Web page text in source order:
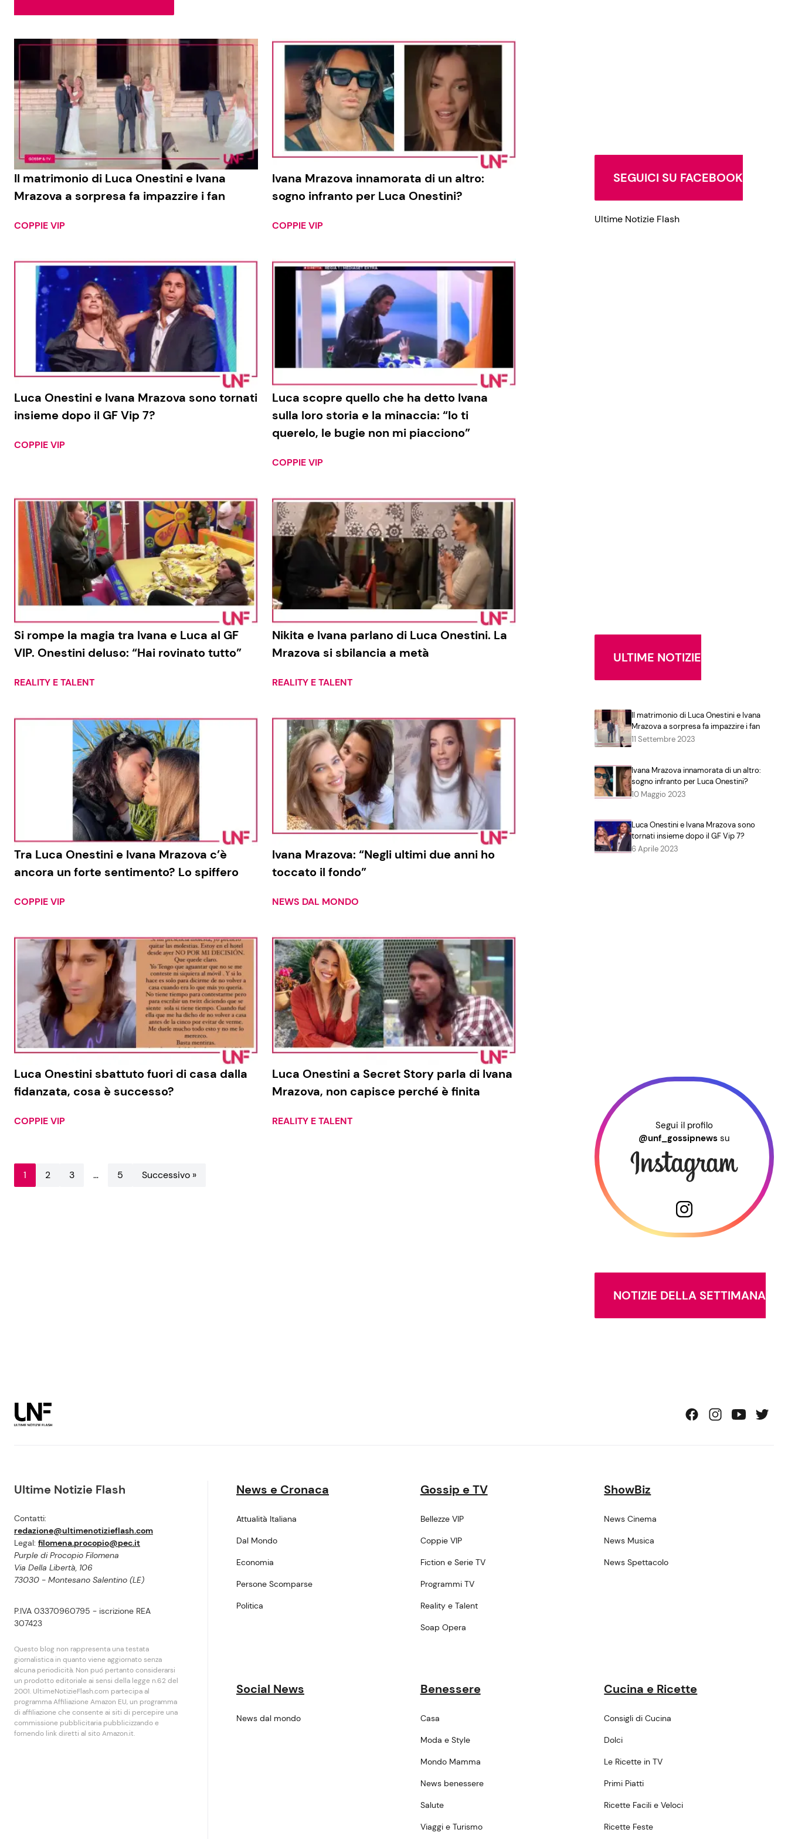
Social News
News dal mondo
Benessere
Casa
Moda e Style
Mondo Mamma
News benessere
Salute
Cucina e Ricette
Consigli di Cucina
Dolci
Le Ricette in TV
Primi Piatti
Ricette Facili e Veloci
Il matrimonio di Luca Onestini e Ivana
Mrazova a sorpresa fa impazzire i fan
COPPIE VIP
Ivana Mrazova innamorata di un altro:
sogno infranto per Luca Onestini?
COPPIE VIP
Luca Onestini e Ivana Mrazova sono tornati
insieme dopo il GF Vip 7?
COPPIE VIP
Luca scopre quello che ha detto Ivana
sulla loro storia e la minaccia: “Io ti
querelo, le bugie non mi piacciono”
COPPIE VIP
Si rompe la magia tra Ivana e Luca al GF
VIP. Onestini deluso: “Hai rovinato tutto”
REALITY E TALENT
Nikita e Ivana parlano di Luca Onestini. La
Mrazova si sbilancia a metà
REALITY E TALENT
Tra Luca Onestini e Ivana Mrazova c’è
ancora un forte sentimento? Lo spiffero
COPPIE VIP
Ivana Mrazova: “Negli ultimi due anni ho
toccato il fondo”
NEWS DAL MONDO
Luca Onestini sbattuto fuori di casa dalla
fidanzata, cosa è successo?
COPPIE VIP
Luca Onestini a Secret Story parla di Ivana
Mrazova, non capisce perché è finita
REALITY E TALENT
1 2 3 … 5 Successivo »
SEGUICI SU FACEBOOK
Ultime Notizie Flash
ULTIME NOTIZIE
Il matrimonio di Luca Onestini e Ivana
Mrazova a sorpresa fa impazzire i fan
11 Settembre 2023
Ivana Mrazova innamorata di un altro:
sogno infranto per Luca Onestini?
10 Maggio 2023
Luca Onestini e Ivana Mrazova sono
tornati insieme dopo il GF Vip 7?
6 Aprile 2023
Segui il profilo
@unf_gossipnews su
NOTIZIE DELLA SETTIMANA
Ultime Notizie Flash
Contatti:
redazione@ultimenotizieflash.com
Legal: filomena.procopio@pec.it
Purple di Procopio Filomena
Via Della Libertà, 106
73030 - Montesano Salentino (LE)
P.IVA 03370960795 - iscrizione REA
307423
Questo blog non rappresenta una testata
giornalistica in quanto viene aggiornato senza
alcuna periodicità. Non puó pertanto considerarsi
un prodotto editoriale ai sensi della legge n.62 del
2001. UltimeNotizieFlash.com partecipa al
programma Affiliazione Amazon EU, un programma
di affiliazione che consente ai siti di percepire una
commissione pubblicitaria pubblicizzando e
fornendo link diretti al sito Amazon.it.
News e Cronaca
Attualità Italiana
Dal Mondo
Economia
Persone Scomparse
Politica
Gossip e TV
Bellezze VIP
Coppie VIP
Fiction e Serie TV
Programmi TV
Reality e Talent
Soap Opera
ShowBiz
News Cinema
News Musica
News Spettacolo
Social News
News dal mondo
Benessere
Casa
Moda e Style
Mondo Mamma
News benessere
Salute
Viaggi e Turismo
Cucina e Ricette
Consigli di Cucina
Dolci
Le Ricette in TV
Primi Piatti
Ricette Facili e Veloci
Ricette Feste